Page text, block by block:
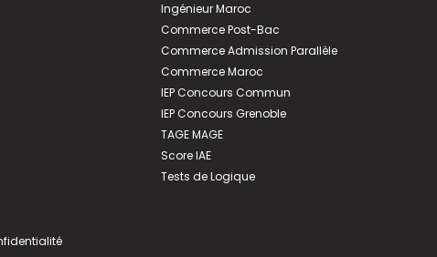
Ingénieur Maroc
Commerce Post-Bac
Commerce Admission Parallèle
Commerce Maroc
IEP Concours Commun
IEP Concours Grenoble
TAGE MAGE
Score IAE
Tests de Logique